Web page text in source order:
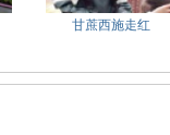
甘蔗西施走红